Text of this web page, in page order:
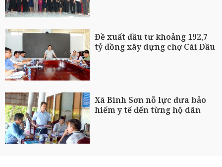
Đề xuất đầu tư khoảng 192,7
tỷ đồng xây dựng chợ Cái Dầu
Xã Bình Sơn nỗ lực đưa bảo
hiểm y tế đến từng hộ dân